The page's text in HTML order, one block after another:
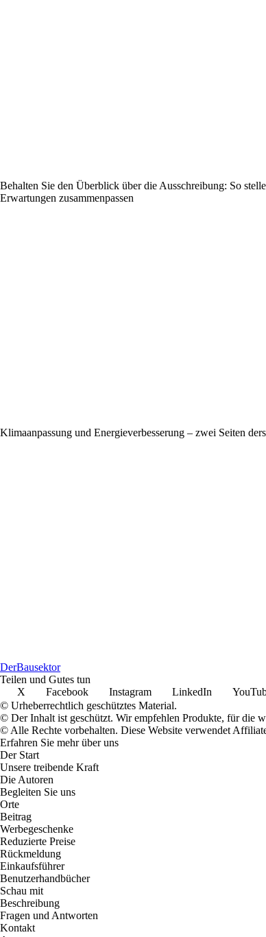
Behalten Sie den Überblick über die Ausschreibung: So
Erwartungen zusammenpassen
Klimaanpassung und Energieverbesserung – zwei Seiten
DerBausektor
Teilen und Gutes tun
X
Facebook Instagram LinkedIn
© Urheberrechtlich geschütztes Material.
© Der Inhalt ist geschützt. Wir empfehlen Produkte, für die
© Alle Rechte vorbehalten. Diese Website verwendet
Erfahren Sie mehr über uns
Der Start
Unsere treibende Kraft
Die Autoren
Begleiten Sie uns
Orte
Beitrag
Werbegeschenke
Reduzierte Preise
Rückmeldung
Einkaufsführer
Benutzerhandbücher
Schau mit
Beschreibung
Fragen und Antworten
Kontakt